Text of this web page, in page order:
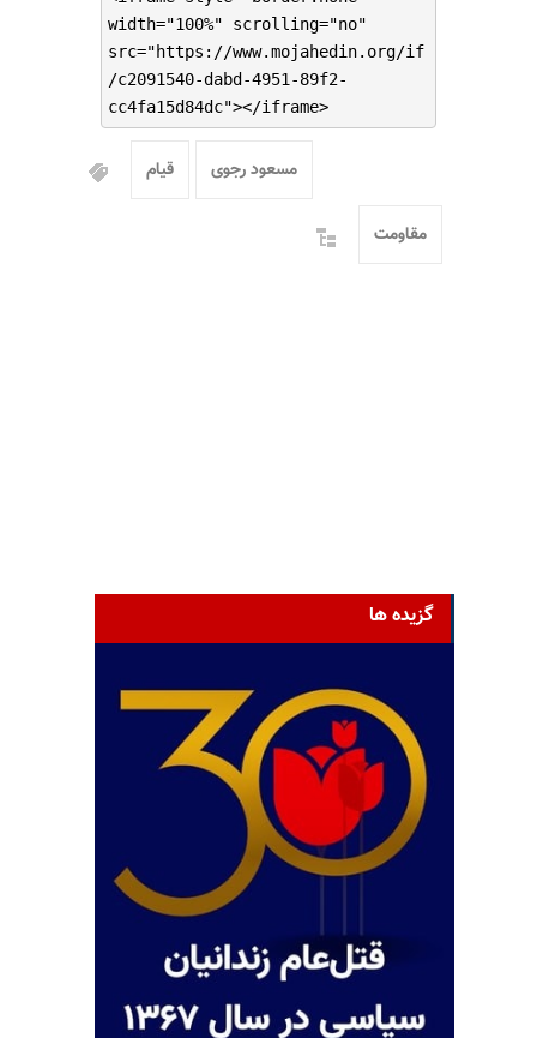
width="100%" scrolling="no"
src="https://www.mojahedin.org/if
/c2091540-dabd-4951-89f2-
cc4fa15d84dc"></iframe>
مسعود رجوی قیام
مقاومت
گزیده ها